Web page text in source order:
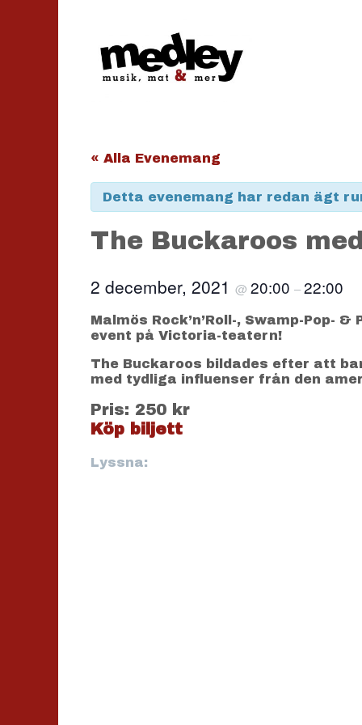
« Alla Evenemang
Detta evenemang har redan ägt
The Buckaroos
2 december, 2021 @ 20:00 –22:00
Malmös Rock’n’Roll-, Swamp-Pop-
event på Victoria-teatern!
The Buckaroos bildades efter att
med tydliga influenser från den
Pris: 250 kr
Köp biljett
Lyssna: